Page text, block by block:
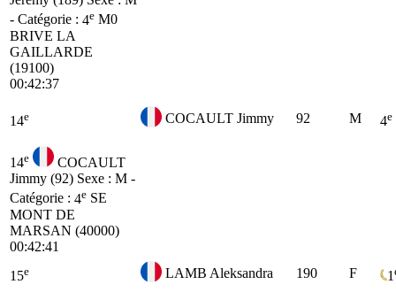
- Catégorie : 4e M0
BRIVE LA
GAILLARDE
(19100)
00:42:37
14e COCAULT Jimmy 92 M 4e
14e
COCAULT
Jimmy (92) Sexe : M -
Catégorie : 4e SE
MONT DE
MARSAN (40000)
00:42:41
15e LAMB Aleksandra 190 F 1